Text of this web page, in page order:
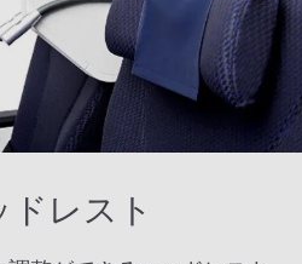
ドレスト